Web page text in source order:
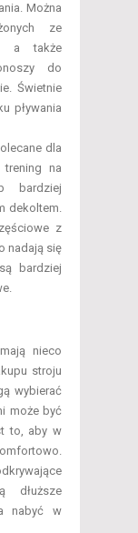
Można
ze
a także
do
Świetnie
pływania
dla
trening na
bardziej
dekoltem.
z
nadają się
bardziej
nieco
stroju
wybierać
może być
to, aby w
dłuższe
nabyć w